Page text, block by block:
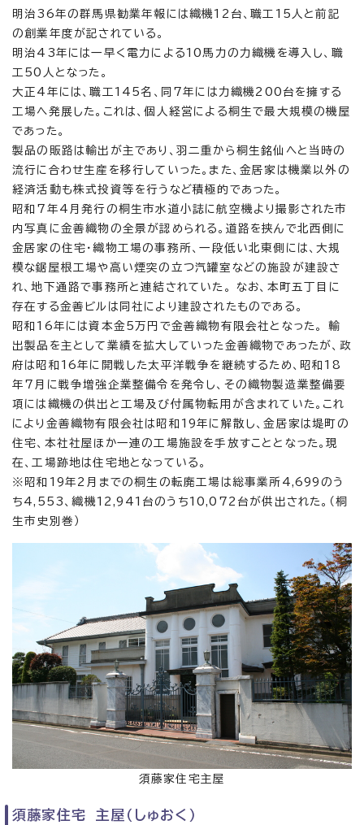
明治36年の群馬県勧業年報には織機12台、職工15人と前記
の創業年度が記されている。
明治43年には一早く電力による10馬力の力織機を導入し、職
工50人となった。
大正4年には、職工145名、同7年には力織機200台を擁する
工場へ発展した。これは、個人経営による桐生で最大規模の機屋
であった。
製品の販路は輸出が主であり、羽二重から桐生銘仙へと当時の
流行に合わせ生産を移行していった。また、金居家は機業以外の
経済活動も株式投資等を行うなど積極的であった。
昭和7年4月発行の桐生市水道小誌に航空機より撮影された市
内写真に金善織物の全景が認められる。道路を挟んで北西側に
金居家の住宅・織物工場の事務所、一段低い北東側には、大規
模な鋸屋根工場や高い煙突の立つ汽罐室などの施設が建設さ
れ、地下通路で事務所と連結されていた。 なお、本町五丁目に
存在する金善ビルは同社により建設されたものである。
昭和16年には資本金5万円で金善織物有限会社となった。 輸
出製品を主として業績を拡大していった金善織物であったが、政
府は昭和16年に開戦した太平洋戦争を継続するため、昭和18
年7月に戦争増強企業整備令を発令し、その織物製造業整備要
項には織機の供出と工場及び付属物転用が含まれていた。これ
により金善織物有限会社は昭和19年に解散し、金居家は堤町の
住宅、本社社屋ほか一連の工場施設を手放すこととなった。現
在、工場跡地は住宅地となっている。
※昭和19年2月までの桐生の転廃工場は総事業所4,699のう
ち4,553、織機12,941台のうち10,072台が供出された。（桐
生市史別巻）
須藤家住宅主屋
須藤家住宅 主屋（しゅおく）